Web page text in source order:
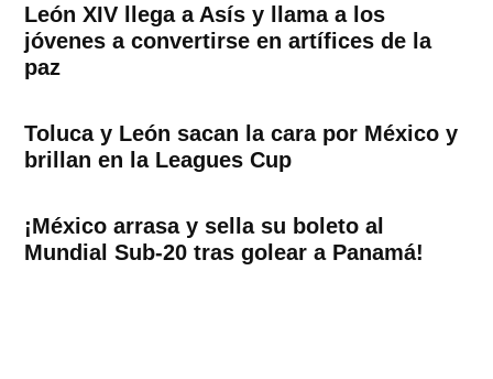
León XIV llega a Asís y llama a los
jóvenes a convertirse en artífices de la
paz
Toluca y León sacan la cara por México y
brillan en la Leagues Cup
¡México arrasa y sella su boleto al
Mundial Sub-20 tras golear a Panamá!